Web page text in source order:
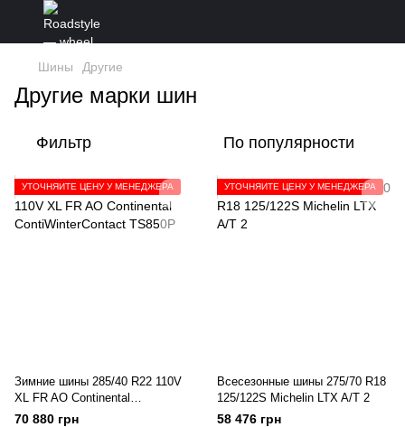
Шины Другие
Другие марки шин
Фильтр По популярности
УТОЧНЯЙТЕ ЦЕНУ У МЕНЕДЖЕРА
Зимние шины 285/40 R22 110V
XL FR AO Сontinental
ContiWinterContact TS850P
70 880 грн
УТОЧНЯЙТЕ ЦЕНУ У МЕНЕДЖЕРА
Всесезонные шины 275/70 R18
125/122S Michelin LTX A/T 2
58 476 грн